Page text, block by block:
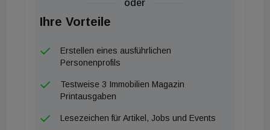
oder
Ihre Vorteile
Erstellen eines ausführlichen
Personenprofils
Testweise 3 Immobilien Magazin
Printausgaben
Lesezeichen für Artikel, Jobs und Events